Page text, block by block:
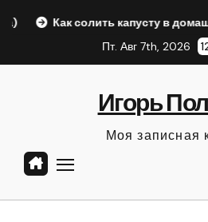
Как солить капусту в домашних
Пт. Авг 7th, 2026
Игорь
Моя записная